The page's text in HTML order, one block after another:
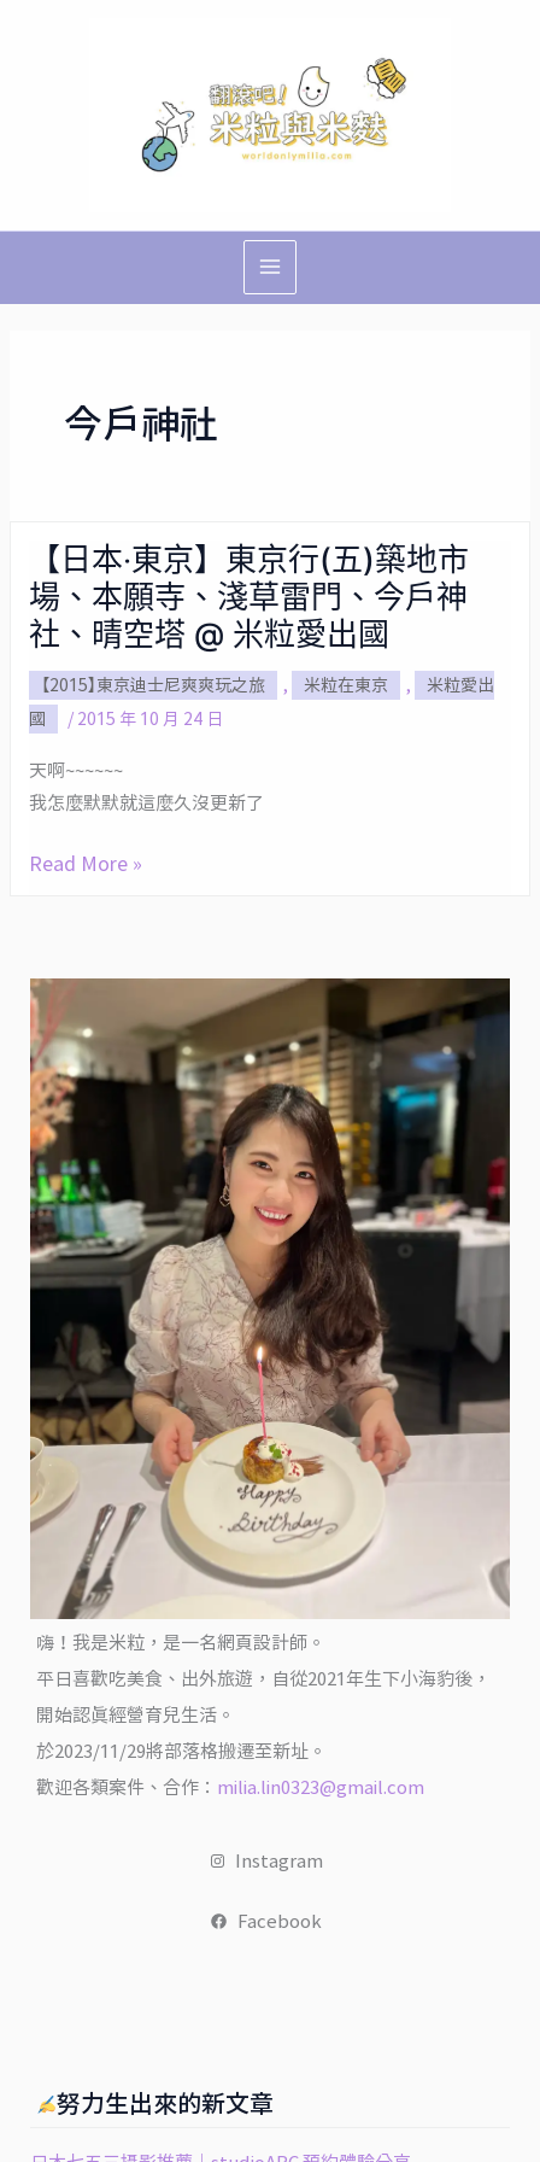
Menu
今戶神社
【日本‧東京】東京行(五)築地市
場、本願寺、淺草雷門、今戶神
社、晴空塔 @ 米粒愛出國
【2015】東京迪士尼爽爽玩之旅 , 米粒在東京 ,
米粒愛出
國
/ 2015 年 10 月 24 日
天啊~~~~~~
我怎麼默默就這麼久沒更新了
【日
本‧
東
東
京
行
(五)
地
願
寺、
淺
草
雷
門、
今
戶
神
空
塔
@
米
粒
愛
Read More »
嗨！我是米粒，是一名網頁設計師。
平日喜歡吃美食、出外旅遊，自從2021年生下小海豹後，
開始認真經營育兒生活。
於2023/11/29將部落格搬遷至新址。
歡迎各類案件、合作： milia.lin0323@gmail.com
Instagram
Facebook
努力生出來的新文章